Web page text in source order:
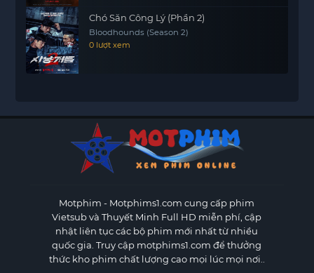
Chó Săn Công Lý (Phần 2)
Bloodhounds (Season 2)
0 lượt xem
Motphim - Motphims1.com cung cấp phim
Vietsub và Thuyết Minh Full HD miễn phí, cập
nhật liên tục các bộ phim mới nhất từ nhiều
quốc gia. Truy cập motphims1.com để thưởng
thức kho phim chất lượng cao mọi lúc mọi nơi..